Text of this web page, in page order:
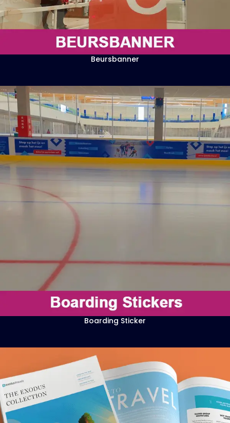
Beursbanner
Boarding Sticker